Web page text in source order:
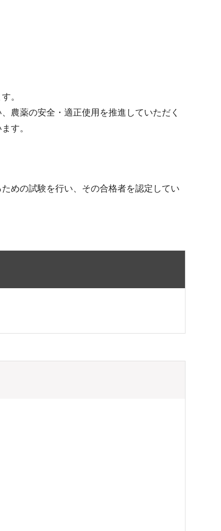
。
農薬の安全・適正使用を推進していただく
す。
めの試験を行い、その合格者を認定してい